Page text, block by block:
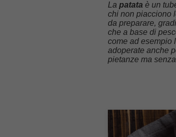
La patata è un
chi non piacciono
da preparare,
che a base di
come ad esempio
adoperate anche
pietanze ma